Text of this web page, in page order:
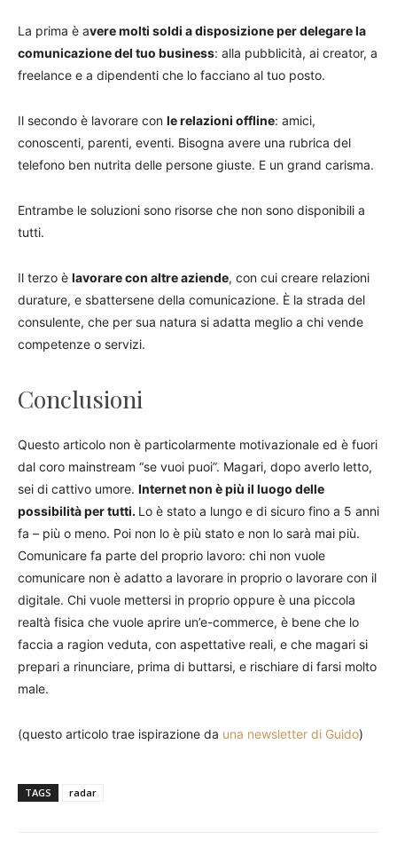
La prima è avere molti soldi a disposizione per delegare la
comunicazione del tuo business: alla pubblicità, ai creator, a
freelance e a dipendenti che lo facciano al tuo posto.
Il secondo è lavorare con le relazioni offline: amici,
conoscenti, parenti, eventi. Bisogna avere una rubrica del
telefono ben nutrita delle persone giuste. E un grand carisma.
Entrambe le soluzioni sono risorse che non sono disponibili a
tutti.
Il terzo è lavorare con altre aziende, con cui creare relazioni
durature, e sbattersene della comunicazione. È la strada del
consulente, che per sua natura si adatta meglio a chi vende
competenze o servizi.
Conclusioni
Questo articolo non è particolarmente motivazionale ed è fuori
dal coro mainstream “se vuoi puoi”. Magari, dopo averlo letto,
sei di cattivo umore. Internet non è più il luogo delle
possibilità per tutti. Lo è stato a lungo e di sicuro fino a 5 anni
fa – più o meno. Poi non lo è più stato e non lo sarà mai più.
Comunicare fa parte del proprio lavoro: chi non vuole
comunicare non è adatto a lavorare in proprio o lavorare con il
digitale. Chi vuole mettersi in proprio oppure è una piccola
realtà fisica che vuole aprire un’e-commerce, è bene che lo
faccia a ragion veduta, con aspettative reali, e che magari si
prepari a rinunciare, prima di buttarsi, e rischiare di farsi molto
male.
(questo articolo trae ispirazione da una newsletter di Guido)
TAGS radar